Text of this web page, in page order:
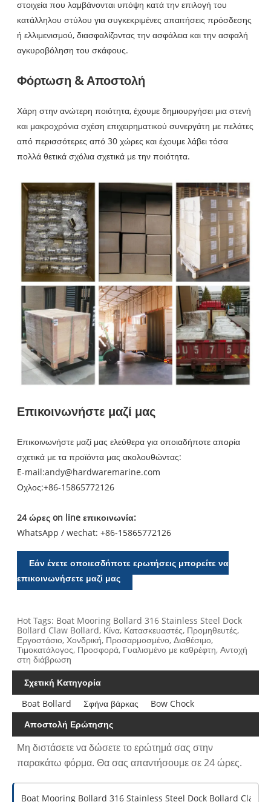
στοιχεία που λαμβάνονται υπόψη κατά την επιλογή του
κατάλληλου στύλου για συγκεκριμένες απαιτήσεις πρόσδεσης
ή ελλιμενισμού, διασφαλίζοντας την ασφάλεια και την ασφαλή
αγκυροβόληση του σκάφους.
Φόρτωση & Αποστολή
Χάρη στην ανώτερη ποιότητα, έχουμε δημιουργήσει μια στενή
και μακροχρόνια σχέση επιχειρηματικού συνεργάτη με πελάτες
από περισσότερες από 30 χώρες και έχουμε λάβει τόσα
πολλά θετικά σχόλια σχετικά με την ποιότητα.
Επικοινωνήστε μαζί μας
Επικοινωνήστε μαζί μας ελεύθερα για οποιαδήποτε απορία
σχετικά με τα προϊόντα μας ακολουθώντας:
E-mail:andy@hardwaremarine.com
Οχλος:+86-15865772126
24 ώρες on line επικοινωνία:
WhatsApp / wechat: +86-15865772126
Εάν έχετε οποιεσδήποτε ερωτήσεις μπορείτε να
επικοινωνήσετε μαζί μας
Hot Tags: Boat Mooring Bollard 316 Stainless Steel Dock
Bollard Claw Bollard, Κίνα, Κατασκευαστές, Προμηθευτές,
Εργοστάσιο, Χονδρική, Προσαρμοσμένο, Διαθέσιμο,
Τιμοκατάλογος, Προσφορά, Γυαλισμένο με καθρέφτη, Αντοχή
στη διάβρωση
Σχετική Κατηγορία
Boat Bollard
Σφήνα βάρκας
Bow Chock
Αποστολή Ερώτησης
Μη διστάσετε να δώσετε το ερώτημά σας στην
παρακάτω φόρμα. Θα σας απαντήσουμε σε 24 ώρες.